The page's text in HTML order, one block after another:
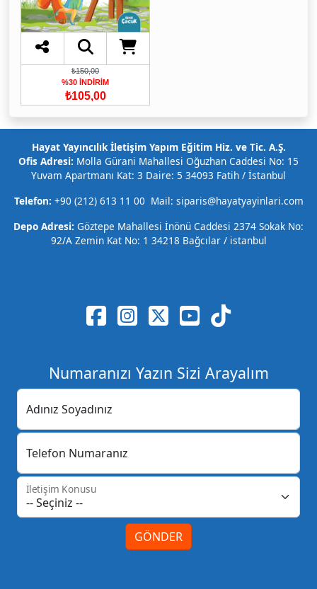
₺150,00
%30 İNDİRİM
₺105,00
Hayat Yayıncılık İletişim Yapım Eğitim Hiz. ve Tic. A.Ş.
Ofis Adresi: Molla Gürani Mahallesi Oğuzhan Caddesi No: 15
Yuvam Apartmanı Kat: 3 Daire: 5 34093 Fatih / İstanbul
Telefon: +90 (212) 613 11 00 Mail: siparis@hayatyayinlari.com
Depo Adresi: Göztepe Mahallesi İnönü Caddesi 2374 Sokak No:
92/A Zemin Kat No: 1 34218 Bağcılar / istanbul
Numaranızı Yazın Sizi Arayalım
Adınız Soyadınız
Telefon Numaranız
İletişim Konusu
GÖNDER